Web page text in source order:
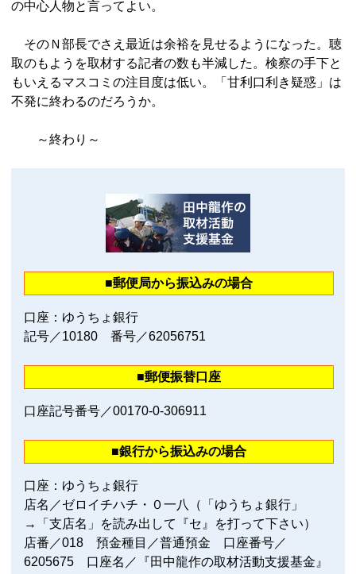
の中心人物と言ってよい。
そのＮ部長でさえ最近は余裕を見せるようになった。聴
取のもようを取材する記者の数も半減した。検察の手下と
もいえるマスコミの注目度は低い。「甘利口利き疑惑」は
不発に終わるのだろうか。
～終わり～
■郵便局から振込みの場合
口座：ゆうちょ銀行
記号／10180 番号／62056751
■郵便振替口座
口座記号番号／00170‐0‐306911
■銀行から振込みの場合
口座：ゆうちょ銀行
店名／ゼロイチハチ・０一八（「ゆうちょ銀行」
→「支店名」を読み出して『セ』を打って下さい）
店番／018 預金種目／普通預金 口座番号／
6205675 口座名／『田中龍作の取材活動支援基金』